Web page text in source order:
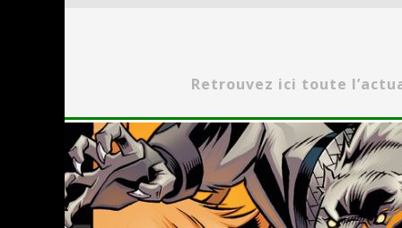
STAR FOX
PSYRIVER 2026 : LA MAGIE
« MOFUSAND / PARLER
Retrouvez ici toute